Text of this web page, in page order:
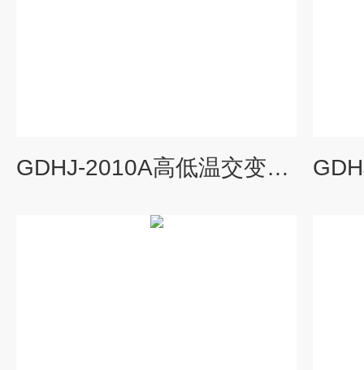
GDHJ-2010A高低温交变湿热试验箱,交变试验箱